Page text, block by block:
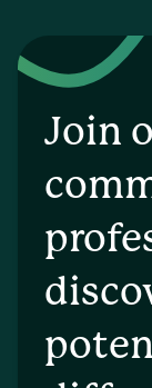
Join